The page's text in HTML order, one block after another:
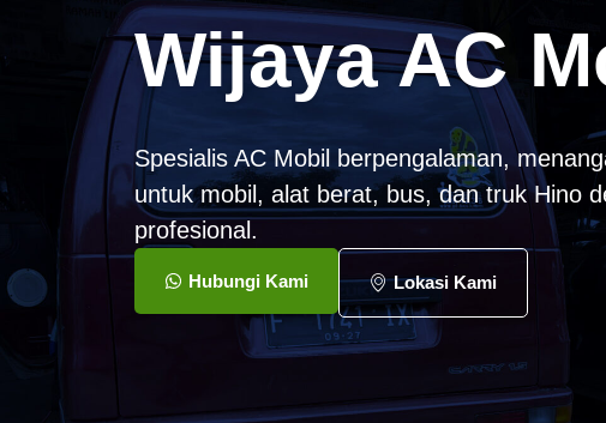
Wijaya AC
Spesialis AC Mobil berpengalaman,
untuk mobil, alat berat, bus, dan truk Hino
profesional.
Hubungi Kami Lokasi Kami